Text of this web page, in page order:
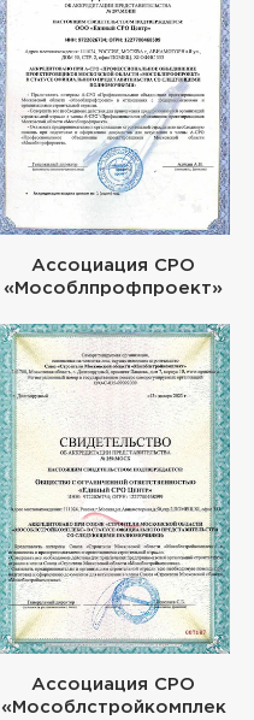
Ассоциация СРО
«Мособлпрофпроект»
Ассоциация СРО
«Мособлстройкомплек